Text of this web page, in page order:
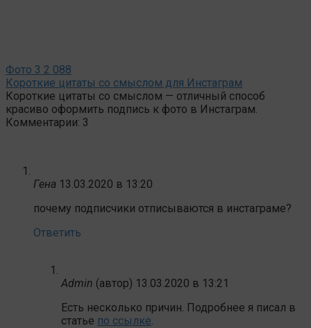
Фото 3 2 088
Короткие цитаты со смыслом для Инстаграм
Короткие цитаты со смыслом — отличный способ
красиво оформить подпись к фото в Инстаграм.
Комментарии: 3
Гена 13.03.2020 в 13:20
почему подписчики отписываются в инстаграме?
Ответить
Admin (автор) 13.03.2020 в 13:21
Есть несколько причин. Подробнее я писал в
статье по ссылке